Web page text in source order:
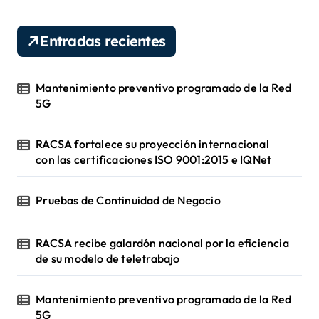
r
Entradas recientes
Mantenimiento preventivo programado de la Red
5G
RACSA fortalece su proyección internacional
con las certificaciones ISO 9001:2015 e IQNet
Pruebas de Continuidad de Negocio
RACSA recibe galardón nacional por la eficiencia
de su modelo de teletrabajo
Mantenimiento preventivo programado de la Red
5G